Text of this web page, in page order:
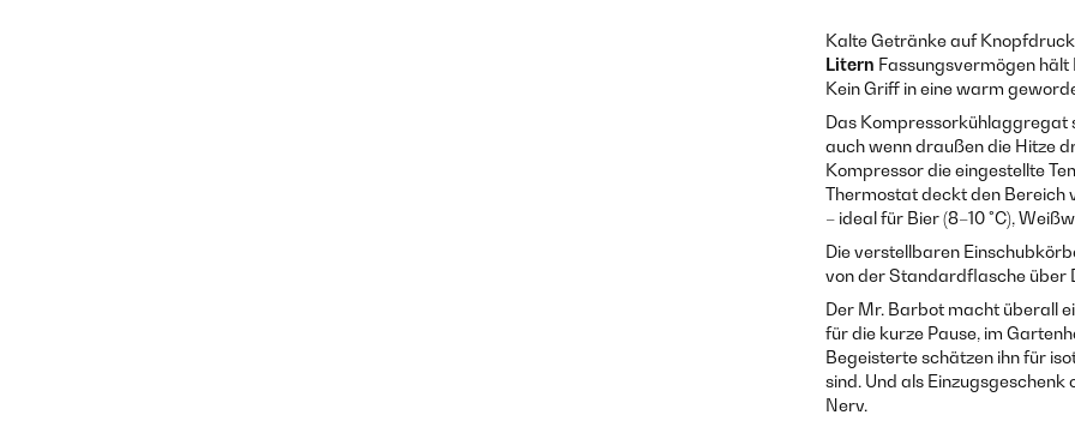
Kalte Getränke auf
Litern Fassungsvermögen
Kein Griff in eine warm
Das Kompressorkühlaggregat
auch wenn draußen die Hitze
Kompressor die eingestellte
Thermostat deckt den Bereich
– ideal für Bier (8–10 °C),
Die verstellbaren
von der Standardflasche über
Der Mr. Barbot macht überall
für die kurze Pause, im
Begeisterte schätzen ihn für
sind. Und als
Nerv.